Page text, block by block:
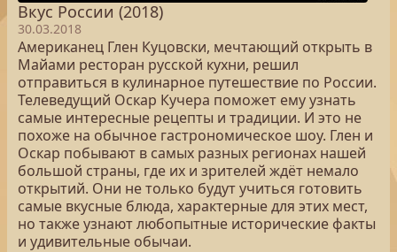
Вкус России (2018)
30.03.2018
Американец Глен Куцовски, мечтающий открыть в
Майами ресторан русской кухни, решил
отправиться в кулинарное путешествие по России.
Телеведущий Оскар Кучера поможет ему узнать
самые интересные рецепты и традиции. И это не
похоже на обычное гастрономическое шоу. Глен и
Оскар побывают в самых разных регионах нашей
большой страны, где их и зрителей ждёт немало
открытий. Они не только будут учиться готовить
самые вкусные блюда, характерные для этих мест,
но также узнают любопытные исторические факты
и удивительные обычаи.